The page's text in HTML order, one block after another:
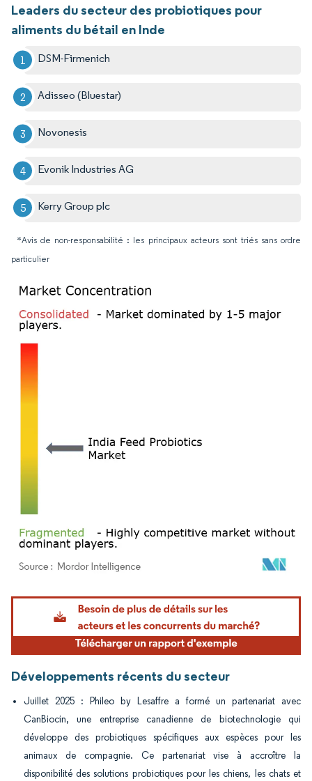
Leaders du secteur des probiotiques pour
aliments du bétail en Inde
DSM-Firmenich
Adisseo (Bluestar)
Novonesis
Evonik Industries AG
Kerry Group plc
*Avis de non-responsabilité : les principaux acteurs sont triés sans ordre
particulier
Image © Mordor Intelligence. La réutilisation nécessite une attribution sous CC BY
Développements récents du secteur
Juillet 2025 : Phileo by Lesaffre a formé un partenariat avec
CanBiocin, une entreprise canadienne de biotechnologie qui
développe des probiotiques spécifiques aux espèces pour les
animaux de compagnie. Ce partenariat vise à accroître la
disponibilité des solutions probiotiques pour les chiens, les chats et